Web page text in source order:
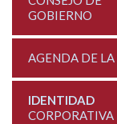
GOBIERNO
AGENDA DE LA
IDENTIDAD
CORPORATIVA